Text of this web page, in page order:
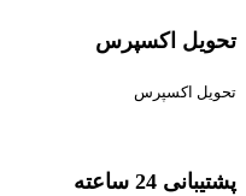
تحویل اکسپرس
تحویل اکسپرس
پشتیبانی 24 ساعته